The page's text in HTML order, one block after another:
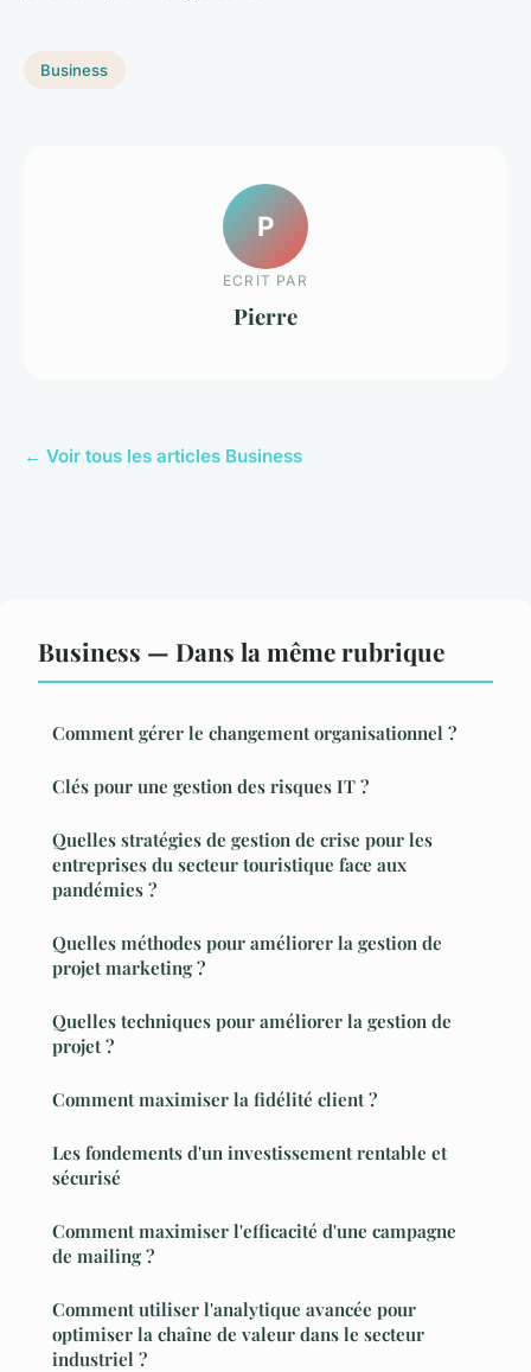
Business
P
ECRIT PAR
Pierre
← Voir tous les articles Business
Business — Dans la même rubrique
Comment gérer le changement organisationnel ?
Clés pour une gestion des risques IT ?
Quelles stratégies de gestion de crise pour les
entreprises du secteur touristique face aux
pandémies ?
Quelles méthodes pour améliorer la gestion de
projet marketing ?
Quelles techniques pour améliorer la gestion de
projet ?
Comment maximiser la fidélité client ?
Les fondements d'un investissement rentable et
sécurisé
Comment maximiser l'efficacité d'une campagne
de mailing ?
Comment utiliser l'analytique avancée pour
optimiser la chaîne de valeur dans le secteur
industriel ?